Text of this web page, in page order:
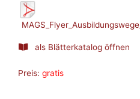
als Blätterkatalog öffnen
Preis: gratis